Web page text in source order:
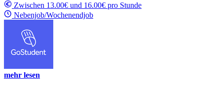
Zwischen 13.00€ und 16.00€ pro Stunde
Nebenjob/Wochenendjob
mehr lesen